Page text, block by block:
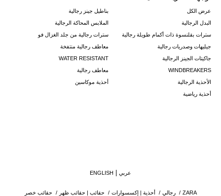
عرض الكل
بناطيل جينز رجالية
البدل الرجالية
الملابس المحاكة الرجالية
سترات بقلنسوة ذات أكمام طويلة رجالية
سترات رجالية من جلد الغزال فو
جيليهات وصدريات رجالية
معاطف رجالية منتفخة
جاكيتات الجينز الرجالية
WATER RESISTANT
WINDBREAKERS
معاطف رجالية
الأحذية الرجالية
أحذية موكاسين
أحذية رياضية
ZARA
/ رجالي / أحذية | إكسسوارات / حقائب | حقائب ظهر / حقائب خصر
عربي ENGLISH